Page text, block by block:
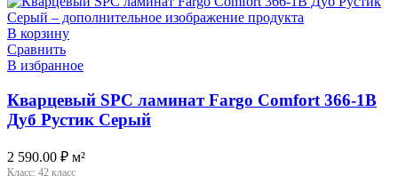
В корзину
Сравнить
В избранное
Кварцевый SPC ламинат Fargo Comfort 366-1B
Дуб Рустик Серый
2 590.00 ₽ м²
Класс: 42 класс